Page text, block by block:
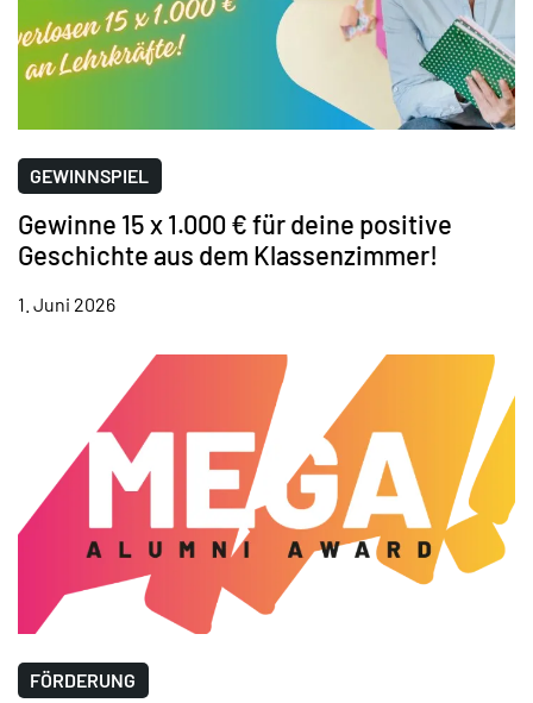
GEWINNSPIEL
Gewinne 15 x 1.000 € für deine positive
Geschichte aus dem Klassenzimmer!
1. Juni 2026
FÖRDERUNG